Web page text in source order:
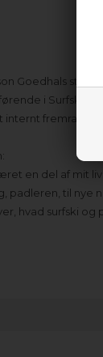
Goedhals
i Surfski,
internt
en del af mit
padleren, til
hvad surfski og